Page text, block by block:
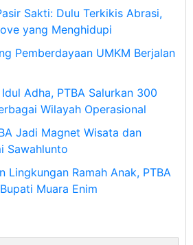
Sakti: Dulu Terkikis Abrasi,
yang Menghidupi
Pemberdayaan UMKM Berjalan
Adha, PTBA Salurkan 300
Wilayah Operasional
Jadi Magnet Wisata dan
Sawahlunto
Lingkungan Ramah Anak, PTBA
Muara Enim